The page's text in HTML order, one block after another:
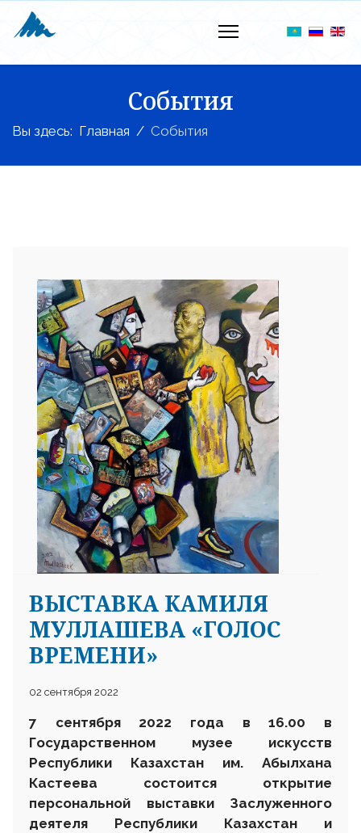
События
Вы здесь: Главная События
ВЫСТАВКА КАМИЛЯ
МУЛЛАШЕВА «ГОЛОС
ВРЕМЕНИ»
02 сентября 2022
7 сентября 2022 года в 16.00 в
Государственном музее искусств
Республики Казахстан им. Абылхана
Кастеева состоится открытие
персональной выставки
Заслуженного
деятеля Республики Казахстан и